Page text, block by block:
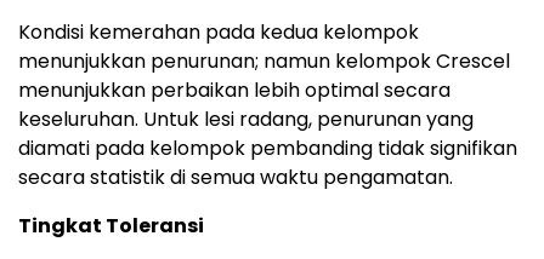
Kondisi kemerahan pada kedua kelompok
menunjukkan penurunan; namun kelompok Crescel
menunjukkan perbaikan lebih optimal secara
keseluruhan. Untuk lesi radang, penurunan yang
diamati pada kelompok pembanding tidak signifikan
secara statistik di semua waktu pengamatan.
Tingkat Toleransi